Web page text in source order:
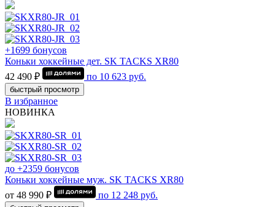
+1699 бонусов
Коньки хоккейные дет. SK TACKS XR80
42 490 ₽
по 10 623 руб.
быстрый просмотр
В избранное
НОВИНКА
до +2359 бонусов
Коньки хоккейные муж. SK TACKS XR80
от 48 990 ₽
по 12 248 руб.